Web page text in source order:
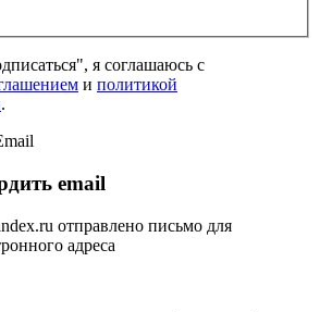
я соглашаюсь с
и политикой
.
email
отправлено письмо для
адреса